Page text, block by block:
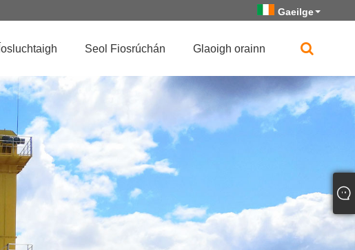
Gaeilge
Íosluchtaigh Seol Fiosrúchán Glaoigh orainn